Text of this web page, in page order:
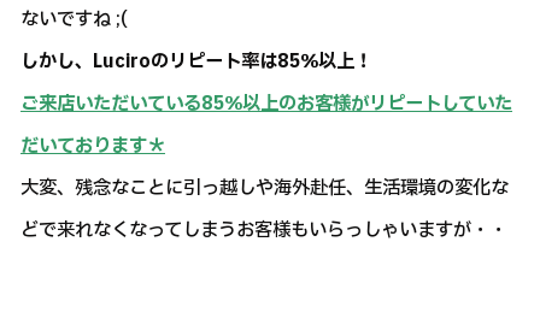
ないですね ;(
しかし、Luciroのリピート率は85％以上！
ご来店いただいている85％以上のお客様がリピートしていた
だいております＊
大変、残念なことに引っ越しや海外赴任、生活環境の変化な
どで来れなくなってしまうお客様もいらっしゃいますが・・